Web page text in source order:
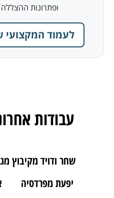
ופתרונות
לעמוד המקצועי
עבודות
שחר ודויד מקיבוץ
יפעת מפרדסיה